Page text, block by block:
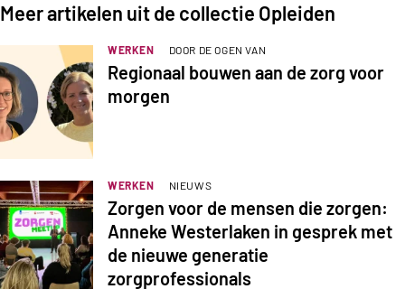
Meer artikelen uit de collectie Opleiden
WERKEN DOOR DE OGEN VAN
Regionaal bouwen aan de zorg voor
morgen
WERKEN NIEUWS
Zorgen voor de mensen die zorgen:
Anneke Westerlaken in gesprek met
de nieuwe generatie
zorgprofessionals